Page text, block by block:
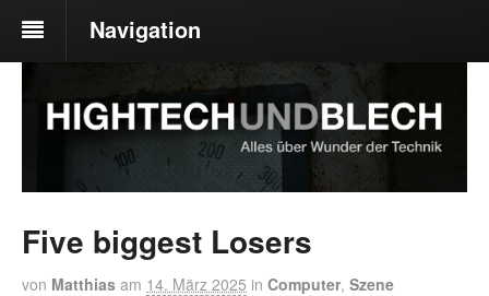
Navigation
Five biggest Losers
von Matthias am 14. März 2025 in Computer, Szene